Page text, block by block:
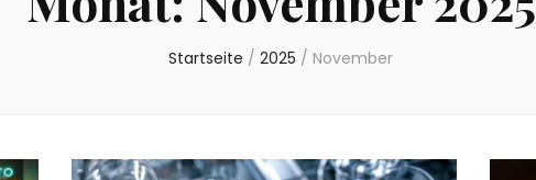
Startseite / 2025 / November